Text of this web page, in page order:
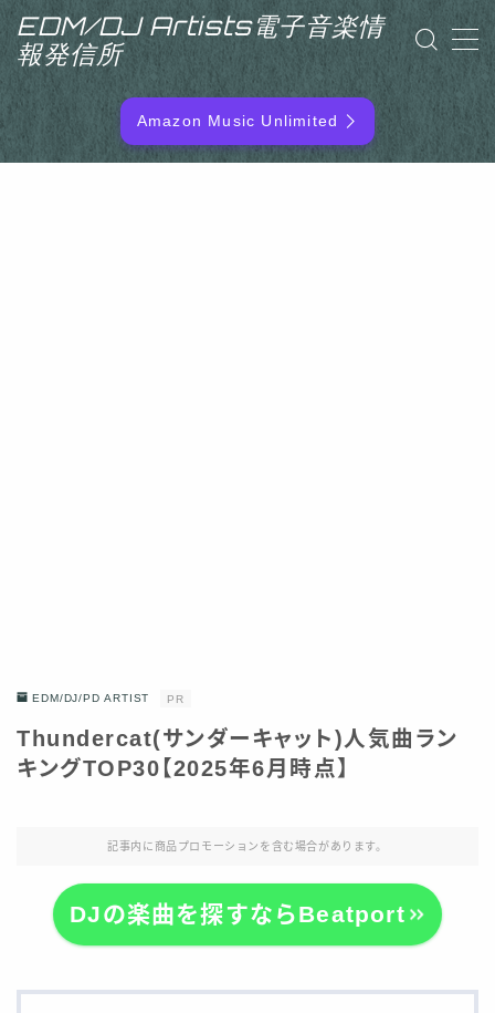
EDM/DJ Artists電子音楽情
報発信所
MENU
EDM/DJ/PD ARTIST
Amazon Music Unlimited
EDM/DJ/PD ARTIST PR
Thundercat(サンダーキャット)人気曲ラン
キングTOP30【2025年6月時点】
記事内に商品プロモーションを含む場合があります。
DJの楽曲を探すならBeatport